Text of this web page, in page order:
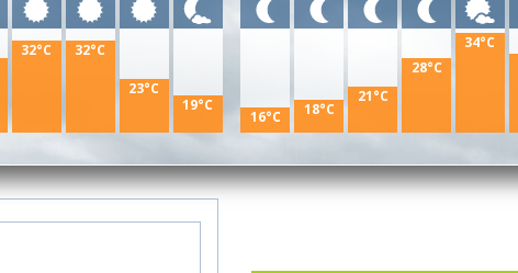
32°C 32°C
23°C
19°C
16°C 18°C
21°C
28°C
34°C